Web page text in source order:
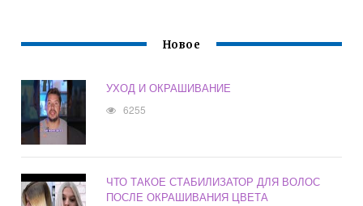
Новое
УХОД И ОКРАШИВАНИЕ
6255
ЧТО ТАКОЕ СТАБИЛИЗАТОР ДЛЯ ВОЛОС
ПОСЛЕ ОКРАШИВАНИЯ ЦВЕТА